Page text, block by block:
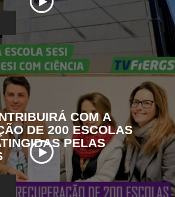
COM A
DE 200 ESCOLAS
PELAS